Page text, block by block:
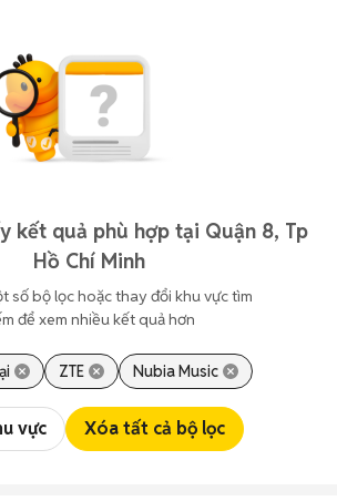
kết quả phù hợp tại Quận 8, Tp
Hồ Chí Minh
số bộ lọc hoặc thay đổi khu vực tìm
để xem nhiều kết quả hơn
ZTE Nubia Music
vực Xóa tất cả bộ lọc